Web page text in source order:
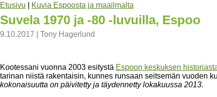
Etusivu Kuvia Espoosta ja maailmalta
Suvela 1970 ja -80 -luvuilla, Espoo
9.10.2017 Tony Hagerlund
Kootessani vuonna 2003 esitystä Espoon keskuksen
tarinan niistä rakentaisin, kunnes runsaan seitsemän vuoden
kokonaisuutta on päivitetty ja täydennetty lokakuussa 2013.